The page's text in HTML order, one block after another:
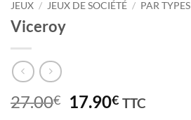
JEUX / JEUX DE SOCIÉTÉ / PAR TYPES
Viceroy
27.00€
Le
17.90€Le
TTC